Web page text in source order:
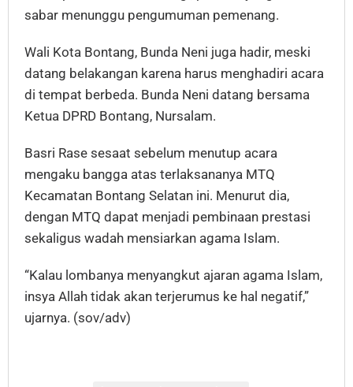
sabar menunggu pengumuman pemenang.
Wali Kota Bontang, Bunda Neni juga hadir, meski
datang belakangan karena harus menghadiri acara
di tempat berbeda. Bunda Neni datang bersama
Ketua DPRD Bontang, Nursalam.
Basri Rase sesaat sebelum menutup acara
mengaku bangga atas terlaksananya MTQ
Kecamatan Bontang Selatan ini. Menurut dia,
dengan MTQ dapat menjadi pembinaan prestasi
sekaligus wadah mensiarkan agama Islam.
“Kalau lombanya menyangkut ajaran agama Islam,
insya Allah tidak akan terjerumus ke hal negatif,”
ujarnya. (sov/adv)